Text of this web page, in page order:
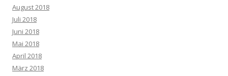
August 2018
Juli 2018
Juni 2018
Mai 2018
April 2018
März 2018